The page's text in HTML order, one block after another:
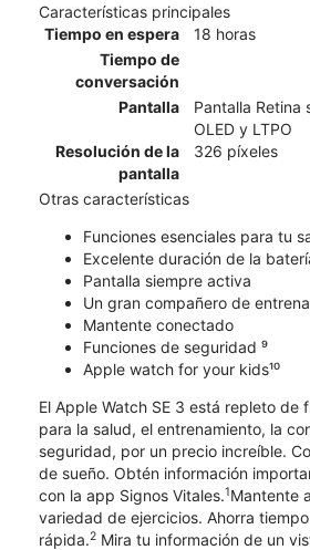
Características principales
Tiempo en espera
18 horas
Tiempo de
conversación
Pantalla
Pantalla Retina
OLED y LTPO
Resolución de la
pantalla
326 píxeles
Otras características
Funciones esenciales para tu
Excelente duración de la
Pantalla siempre activa
Un gran compañero de
Mantente conectado
Funciones de seguridad ⁹
Apple watch for your kids¹⁰
El Apple Watch SE 3 está repleto de
para la salud, el entrenamiento, la
seguridad, por un precio increíble.
de sueño. Obtén información
con la app Signos Vitales.1Mantente
variedad de ejercicios. Ahorra
rápida.2 Mira tu información de un